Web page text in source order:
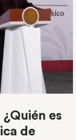
es
de